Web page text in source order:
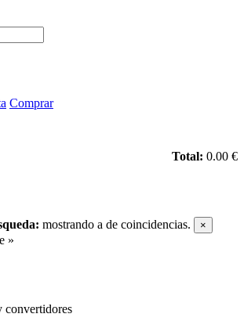
Comprar
Total: 0.00 €
mostrando a de coincidencias. ×
»
convertidores